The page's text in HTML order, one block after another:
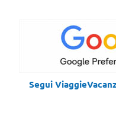
Segui